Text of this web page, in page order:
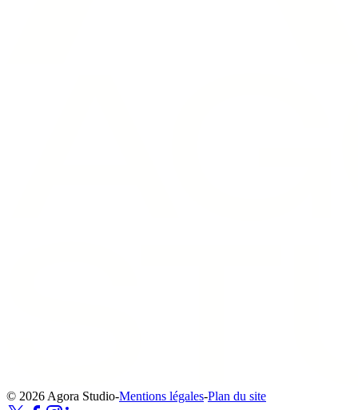
© 2026 Agora Studio-Mentions légales-Plan du site